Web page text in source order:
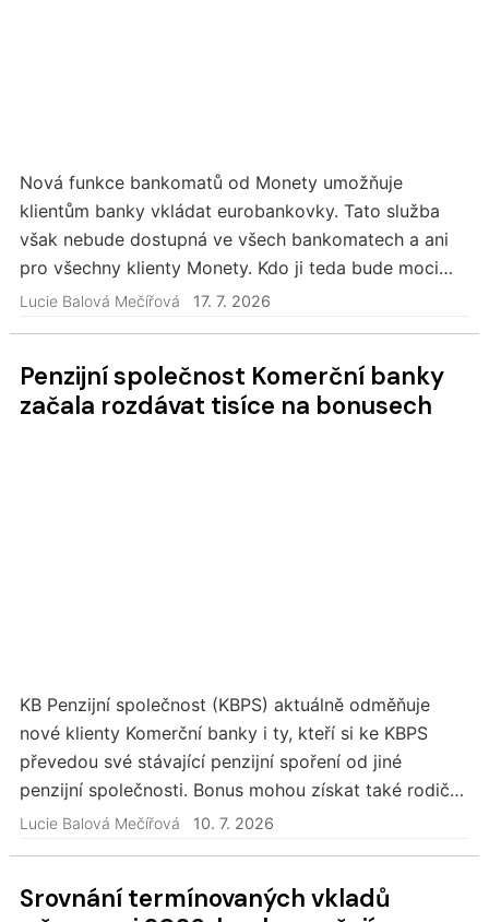
Nová funkce bankomatů od Monety umožňuje
klientům banky vkládat eurobankovky. Tato služba
však nebude dostupná ve všech bankomatech a ani
pro všechny klienty Monety. Kdo ji teda bude moci
využít? Co je potřeba k vložení eur přes bankomat?
Lucie Balová Mečířová 17. 7. 2026
Penzijní společnost Komerční banky
začala rozdávat tisíce na bonusech
KB Penzijní společnost (KBPS) aktuálně odměňuje
nové klienty Komerční banky i ty, kteří si ke KBPS
převedou své stávající penzijní spoření od jiné
penzijní společnosti. Bonus mohou získat také rodiče
při založení dětského doplňkového penzijního…
Lucie Balová Mečířová 10. 7. 2026
Srovnání termínovaných vkladů